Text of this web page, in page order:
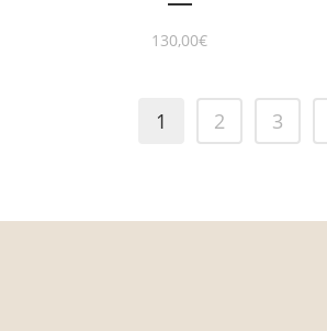
130,00€
1 2 3